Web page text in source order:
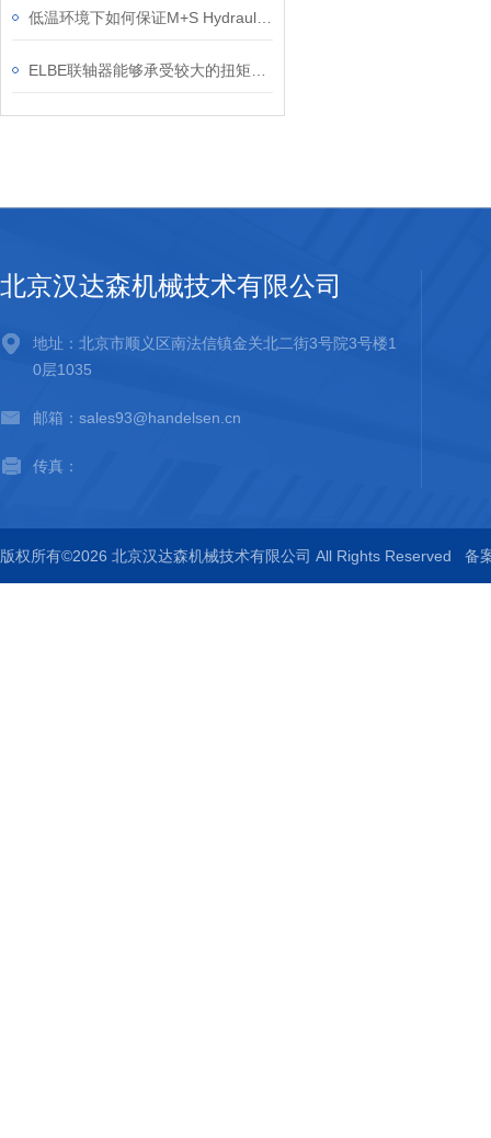
北京汉达森机械技术有限公司
地址：北京市顺义区南法信镇金关北二街3号院3号楼1
0层1035
邮箱：sales93@handelsen.cn
传真：
版权所有©2026 北京汉达森机械技术有限公司 All Rights Reserved 备